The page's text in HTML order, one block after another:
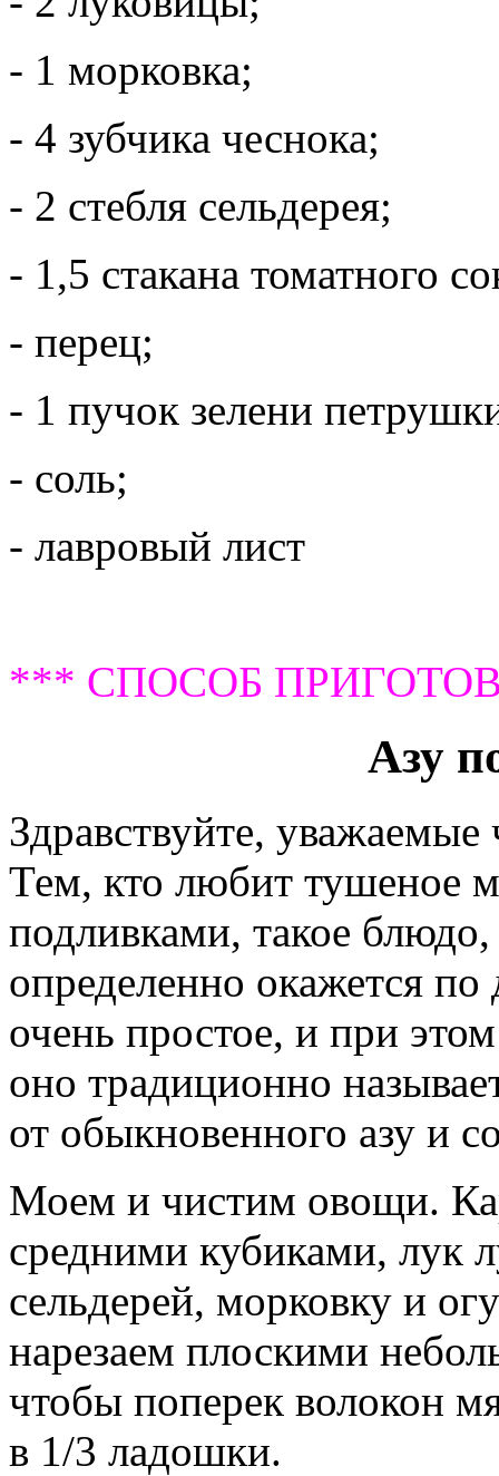
- 1 морковка;
- 4 зубчика чеснока;
- 2 стебля сельдерея;
- 1,5 стакана томатного
- перец;
- 1 пучок зелени
- соль;
- лавровый лист
*** СПОСОБ
Азу
Здравствуйте, уважаемые
Тем, кто любит тушеное
подливками, такое
определенно окажется
очень простое, и при
оно традиционно
от обыкновенного азу и
Моем и чистим овощи.
средними кубиками, лук
сельдерей, морковку и
нарезаем плоскими
чтобы поперек волокон
в 1/3 ладошки.